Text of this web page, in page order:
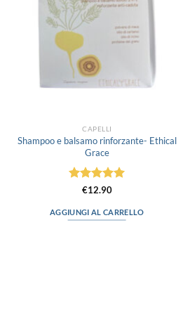
CAPELLI
Shampoo e balsamo rinforzante- Ethical
Grace
Valutato5
€12.90
AGGIUNGI AL CARRELLO